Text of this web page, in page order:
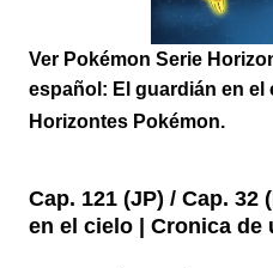
Ver Pokémon Serie
español: El guardián en el
Horizontes Pokémon.
Cap. 121 (JP) / Cap. 32
en el cielo | Cronica de